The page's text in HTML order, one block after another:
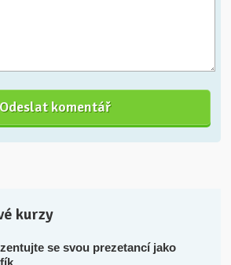
kurzy
se svou prezetancí jako